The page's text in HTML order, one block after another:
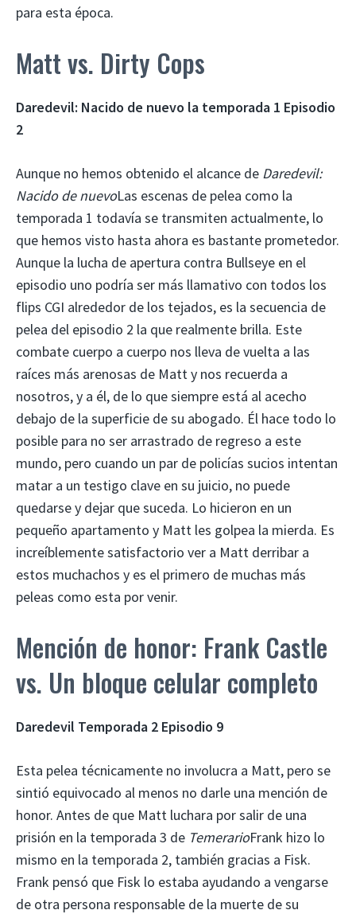
para esta época.
Matt vs. Dirty Cops
Daredevil: Nacido de nuevo la temporada 1 Episodio
2
Aunque no hemos obtenido el alcance de Daredevil:
Nacido de nuevoLas escenas de pelea como la
temporada 1 todavía se transmiten actualmente, lo
que hemos visto hasta ahora es bastante prometedor.
Aunque la lucha de apertura contra Bullseye en el
episodio uno podría ser más llamativo con todos los
flips CGI alrededor de los tejados, es la secuencia de
pelea del episodio 2 la que realmente brilla. Este
combate cuerpo a cuerpo nos lleva de vuelta a las
raíces más arenosas de Matt y nos recuerda a
nosotros, y a él, de lo que siempre está al acecho
debajo de la superficie de su abogado. Él hace todo lo
posible para no ser arrastrado de regreso a este
mundo, pero cuando un par de policías sucios intentan
matar a un testigo clave en su juicio, no puede
quedarse y dejar que suceda. Lo hicieron en un
pequeño apartamento y Matt les golpea la mierda. Es
increíblemente satisfactorio ver a Matt derribar a
estos muchachos y es el primero de muchas más
peleas como esta por venir.
Mención de honor: Frank Castle
vs. Un bloque celular completo
Daredevil Temporada 2 Episodio 9
Esta pelea técnicamente no involucra a Matt, pero se
sintió equivocado al menos no darle una mención de
honor. Antes de que Matt luchara por salir de una
prisión en la temporada 3 de TemerarioFrank hizo lo
mismo en la temporada 2, también gracias a Fisk.
Frank pensó que Fisk lo estaba ayudando a vengarse
de otra persona responsable de la muerte de su